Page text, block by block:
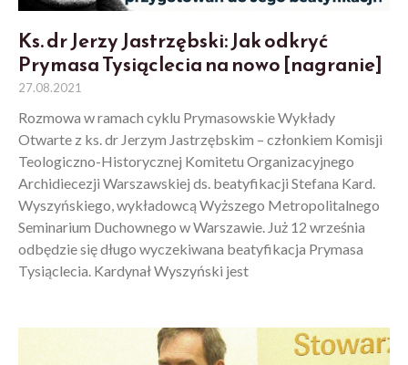
Ks. dr Jerzy Jastrzębski: Jak odkryć
Prymasa Tysiąclecia na nowo [nagranie]
27.08.2021
Rozmowa w ramach cyklu Prymasowskie Wykłady
Otwarte z ks. dr Jerzym Jastrzębskim – członkiem Komisji
Teologiczno-Historycznej Komitetu Organizacyjnego
Archidiecezji Warszawskiej ds. beatyfikacji Stefana Kard.
Wyszyńskiego, wykładowcą Wyższego Metropolitalnego
Seminarium Duchownego w Warszawie. Już 12 września
odbędzie się długo wyczekiwana beatyfikacja Prymasa
Tysiąclecia. Kardynał Wyszyński jest